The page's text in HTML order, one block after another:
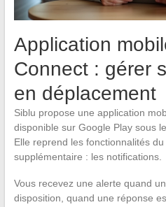
Application
Connect : gérer
en déplacement
Siblu propose une application
disponible sur Google Play sous
Elle reprend les fonctionnalités
supplémentaire : les notifications.
Vous recevez une alerte quand
disposition, quand une réponse